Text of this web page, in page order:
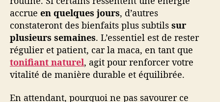
accrue en quelques jours, d’autres
constateront des bienfaits plus subtils sur
plusieurs semaines. L’essentiel est de rester
régulier et patient, car la maca, en tant que
tonifiant naturel, agit pour renforcer votre
vitalité de manière durable et équilibrée.
En attendant, pourquoi ne pas savourer ce